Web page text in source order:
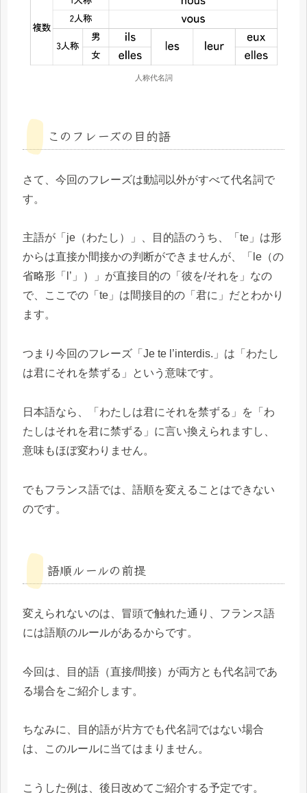
人称代名詞
このフレーズの目的語
さて、今回のフレーズは動詞以外がすべて代名詞で
す。
主語が「je（わたし）」、目的語のうち、「te」は形
からは直接か間接かの判断ができませんが、「le（の
省略形「l’」）」が直接目的の「彼を/それを」なの
で、ここでの「te」は間接目的の「君に」だとわかり
ます。
つまり今回のフレーズ「Je te l’interdis.」は「わたし
は君にそれを禁ずる」という意味です。
日本語なら、「わたしは君にそれを禁ずる」を「わ
たしはそれを君に禁ずる」に言い換えられますし、
意味もほぼ変わりません。
でもフランス語では、語順を変えることはできない
のです。
語順ルールの前提
変えられないのは、冒頭で触れた通り、フランス語
には語順のルールがあるからです。
今回は、目的語（直接/間接）が両方とも代名詞であ
る場合をご紹介します。
ちなみに、目的語が片方でも代名詞ではない場合
は、このルールに当てはまりません。
こうした例は、後日改めてご紹介する予定です。